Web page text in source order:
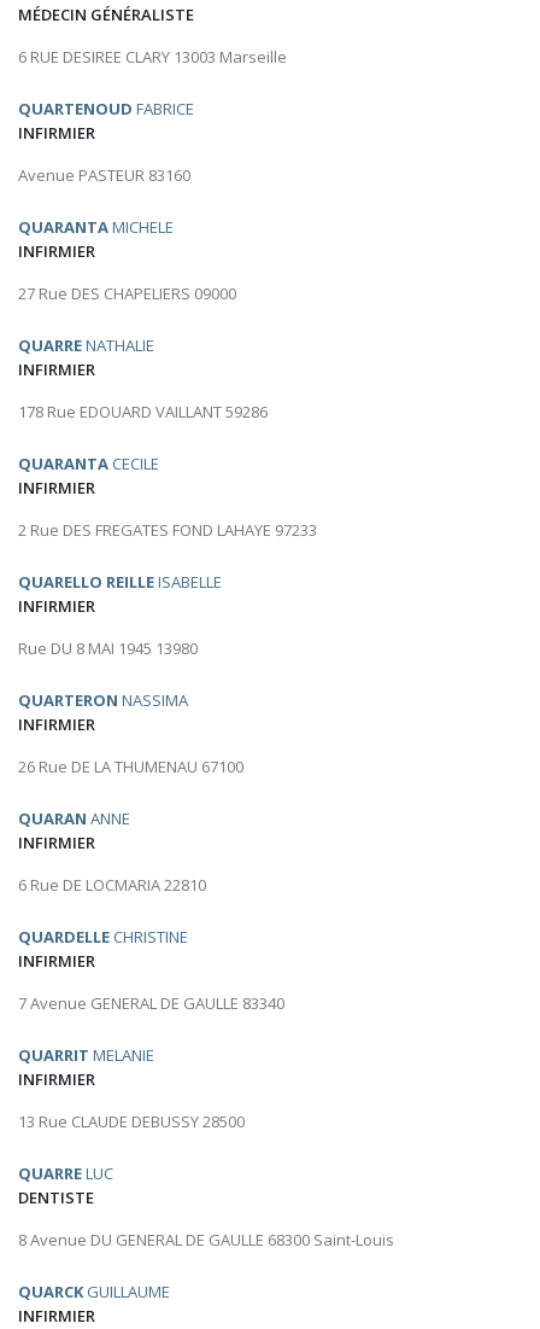
MÉDECIN GÉNÉRALISTE
6 RUE DESIREE CLARY 13003 Marseille
QUARTENOUD FABRICE
INFIRMIER
Avenue PASTEUR 83160
QUARANTAMICHELE
INFIRMIER
27 Rue DES CHAPELIERS 09000
QUARRENATHALIE
INFIRMIER
178 Rue EDOUARD VAILLANT 59286
QUARANTA CECILE
INFIRMIER
2 Rue DES FREGATES FOND LAHAYE 97233
QUARELLO REILLEISABELLE
INFIRMIER
Rue DU 8 MAI 1945 13980
QUARTERON NASSIMA
INFIRMIER
26 Rue DE LA THUMENAU 67100
QUARAN ANNE
INFIRMIER
6 Rue DE LOCMARIA 22810
QUARDELLE CHRISTINE
INFIRMIER
7 Avenue GENERAL DE GAULLE 83340
QUARRIT MELANIE
INFIRMIER
13 Rue CLAUDE DEBUSSY 28500
QUARRELUC
DENTISTE
8 Avenue DU GENERAL DE GAULLE 68300 Saint-Louis
QUARCKGUILLAUME
INFIRMIER